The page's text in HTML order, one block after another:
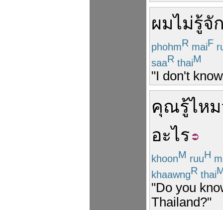
ผมไม่รู้จั
phohmR maiF
saaR thaiM
"I don't
คุณรู้ไหม
อะไร
khoonM ruuH
khaawngR thai
"Do you
Thailand?"